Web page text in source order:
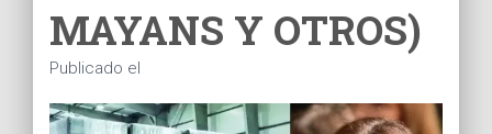
MAYANS Y OTROS)
Publicado el